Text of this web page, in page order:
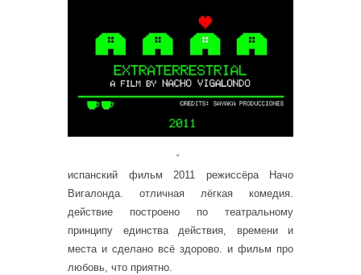
。
испанский фильм 2011 режиссёра Начо
Вигалонда. отличная лёгкая комедия.
действие построено по театральному
принципу единства действия, времени и
места и сделано всё здорово. и фильм про
любовь, что приятно.